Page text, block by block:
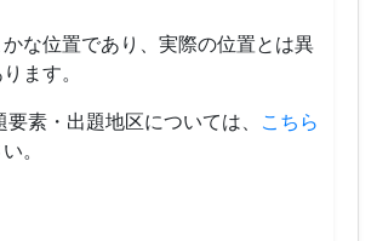
な位置であり、実際の位置とは異
ます。
素・出題地区については、 こちら
。